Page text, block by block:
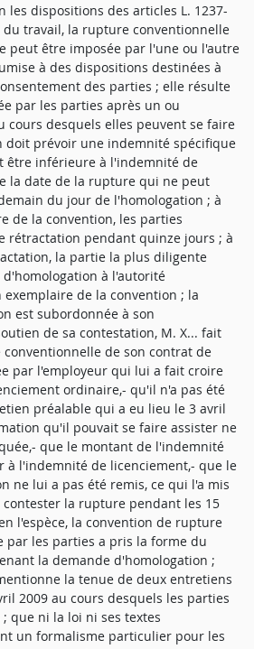
les dispositions des articles L. 1237-
du travail, la rupture conventionnelle
peut être imposée par l'une ou l'autre
à des dispositions destinées à
des parties ; elle résulte
par les parties après un ou
cours desquels elles peuvent se faire
doit prévoir une indemnité spécifique
être inférieure à l'indemnité de
la date de la rupture qui ne peut
du jour de l'homologation ; à
de la convention, les parties
rétractation pendant quinze jours ; à
la partie la plus diligente
à l'autorité
de la convention ; la
est subordonnée à son
de sa contestation, M. X... fait
de son contrat de
par l'employeur qui lui a fait croire
ordinaire,- qu'il n'a pas été
préalable qui a eu lieu le 3 avril
qu'il pouvait se faire assister ne
que le montant de l'indemnité
à l'indemnité de licenciement,- que le
ne lui a pas été remis, ce qui l'a mis
la rupture pendant les 15
l'espèce, la convention de rupture
par les parties a pris la forme du
la demande d'homologation ;
la tenue de deux entretiens
2009 au cours desquels les parties
que ni la loi ni ses textes
un formalisme particulier pour les